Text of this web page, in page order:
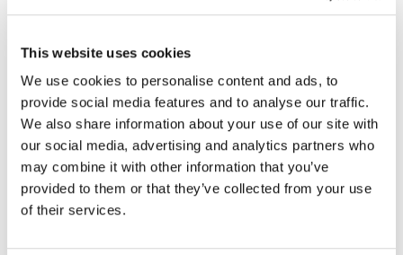
This website uses cookies
We use cookies to personalise content and ads, to
provide social media features and to analyse our traffic.
We also share information about your use of our site with
our social media, advertising and analytics partners who
may combine it with other information that you’ve
provided to them or that they’ve collected from your use
of their services.
Voir tous les 1 magasins
Tiny Sea Tales
Bijoux